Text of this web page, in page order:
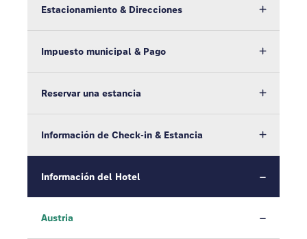
Estacionamiento & Direcciones
Impuesto municipal & Pago
Reservar una estancia
Información de Check-in & Estancia
Información del Hotel
Austria